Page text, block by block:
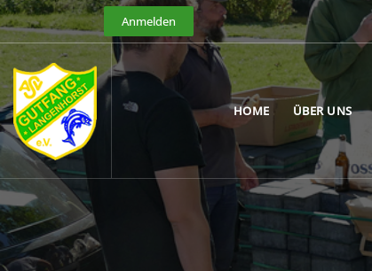
Anmelden
HOME ÜBER UNS